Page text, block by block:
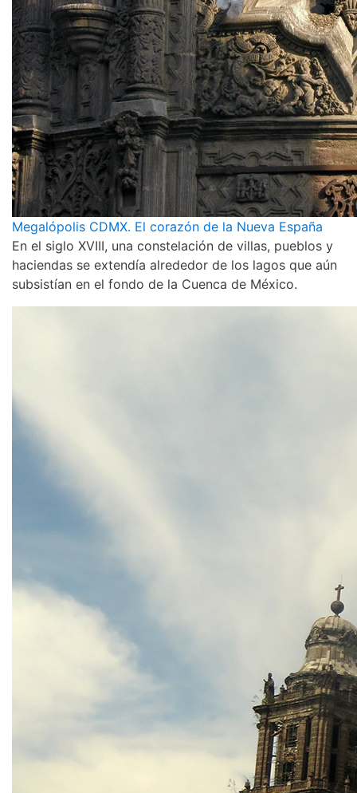
Megalópolis CDMX. El corazón de la Nueva España
En el siglo XVIII, una constelación de villas, pueblos y
haciendas se extendía alrededor de los lagos que aún
subsistían en el fondo de la Cuenca de México.